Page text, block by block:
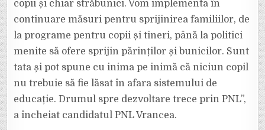
copii și chiar străbunici. Vom implementa în
continuare măsuri pentru sprijinirea familiilor, de
la programe pentru copii și tineri, până la politici
menite să ofere sprijin părinților și bunicilor. Sunt
tata și pot spune cu inima pe inimă că niciun copil
nu trebuie să fie lăsat în afara sistemului de
educație. Drumul spre dezvoltare trece prin PNL”,
a încheiat candidatul PNL Vrancea.